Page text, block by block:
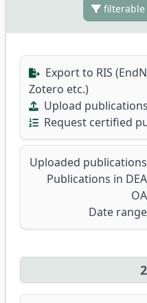
Export to RIS
Zotero etc.)
Upload publications
Request certified
Uploaded
Publications in
Date